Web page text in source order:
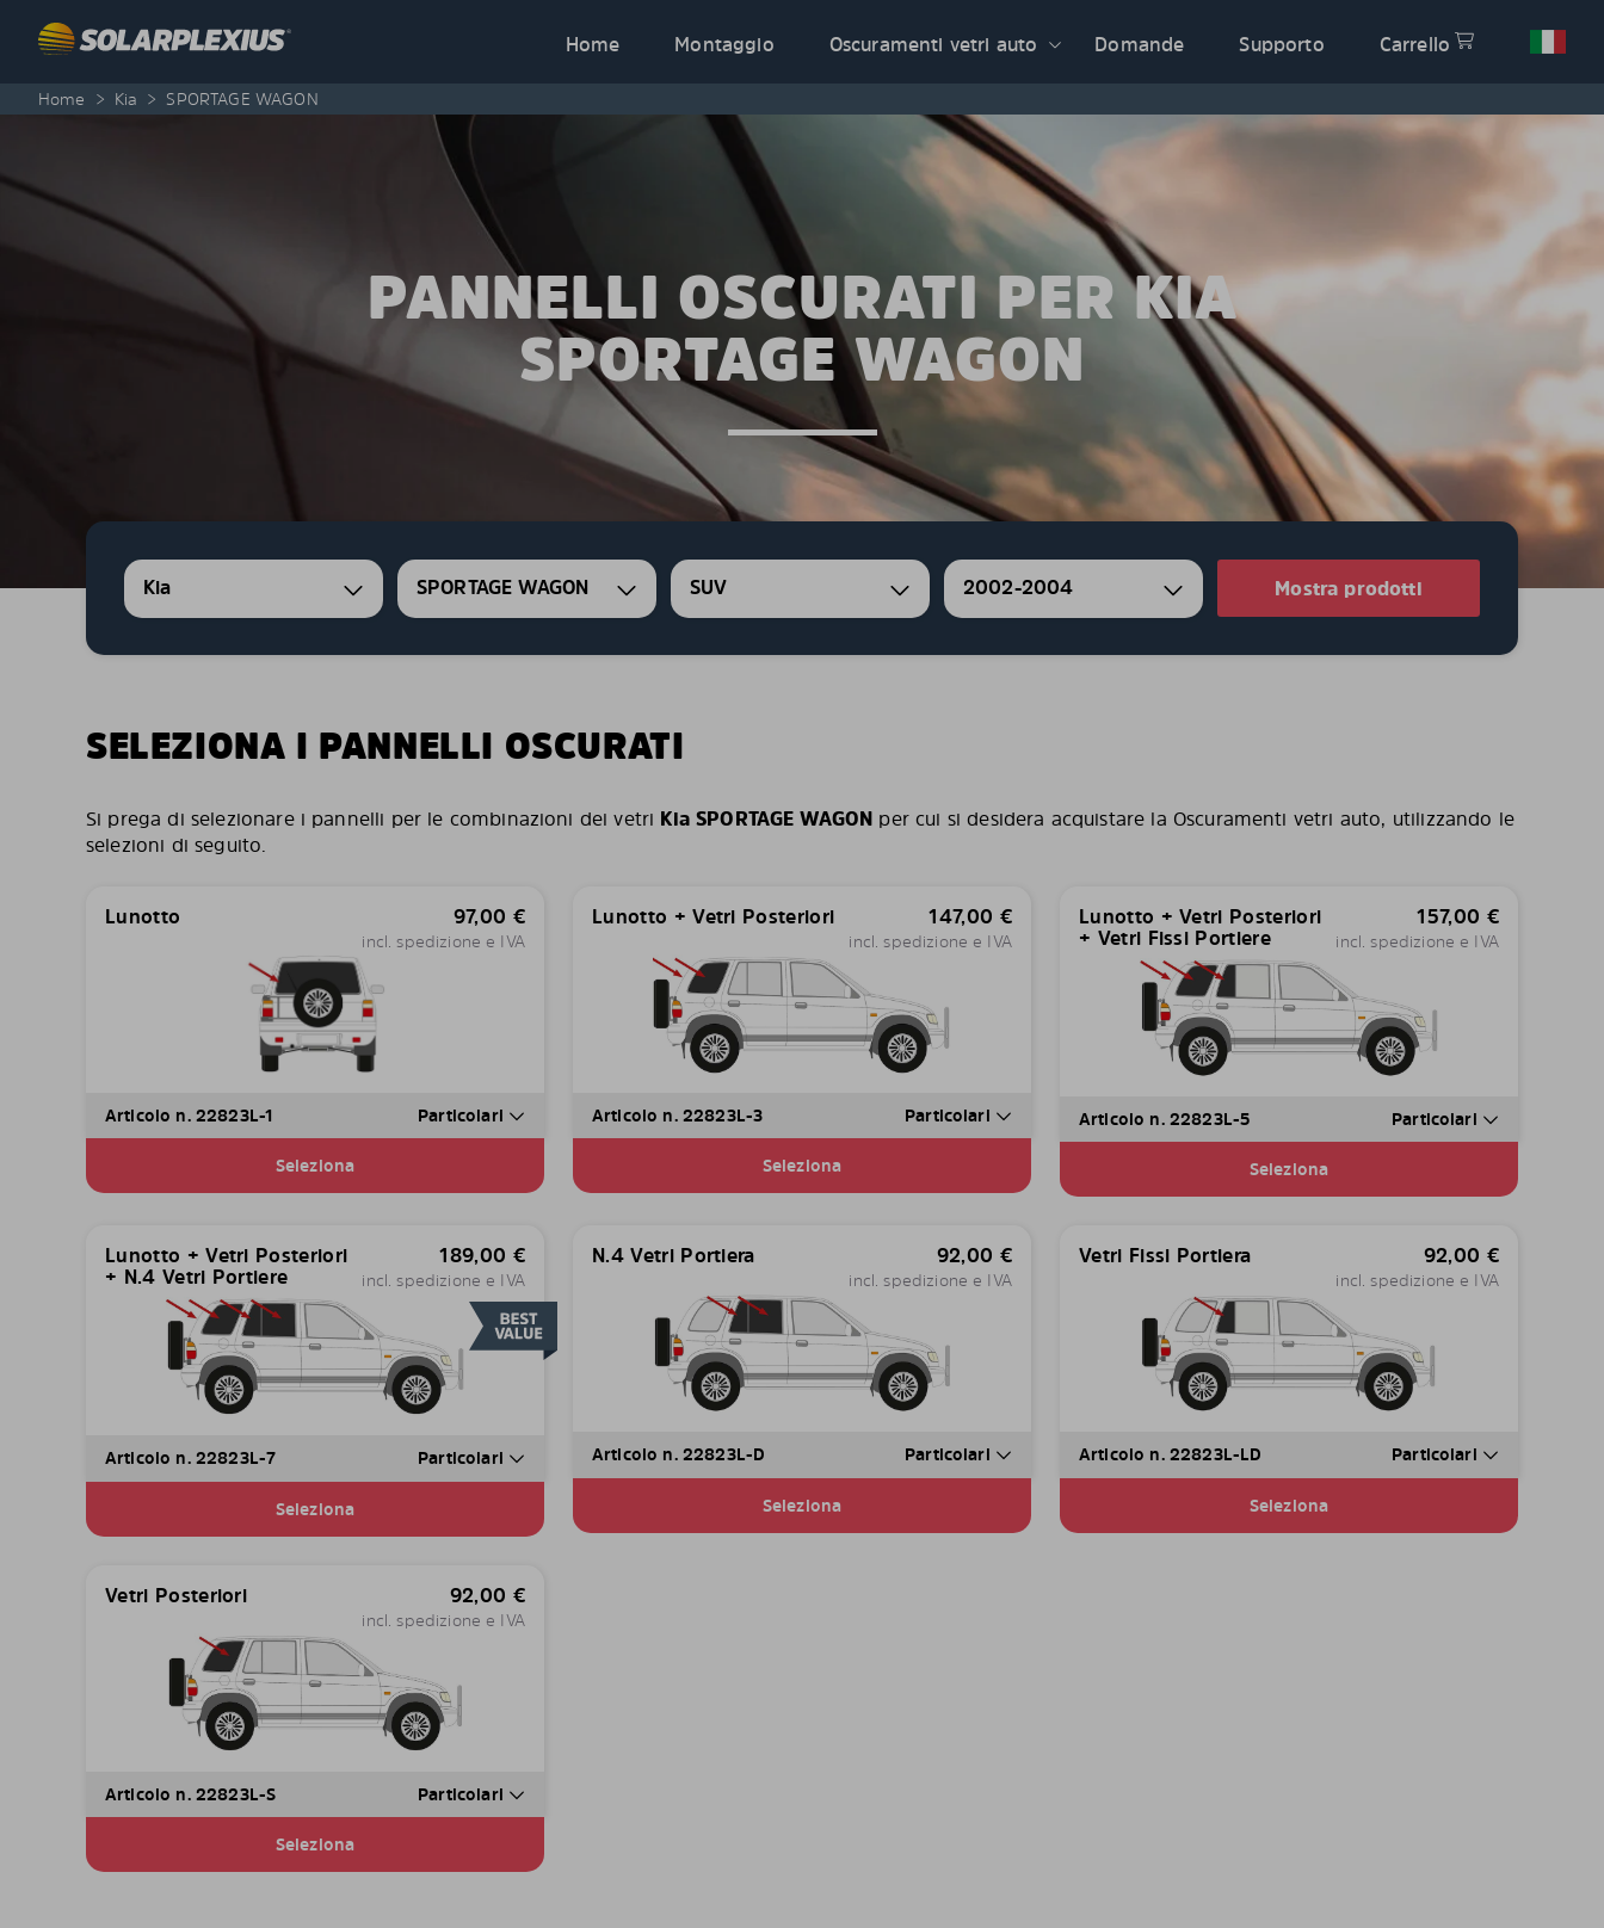
Home
Montaggio Oscuramenti vetri auto Domande Supporto Carrello
Home > Kia > SPORTAGE WAGON
PANNELLI OSCURATI PER KIA
SPORTAGE WAGON
Kia SPORTAGE WAGON SUV 2002-2004 Mostra prodotti
SELEZIONA I PANNELLI OSCURATI
Si prega di selezionare i pannelli per le combinazioni dei vetri Kia SPORTAGE WAGON per cui si desidera acquistare la Oscuramenti vetri auto, utilizzando le
selezioni di seguito.
Lunotto 97,00 €
incl. spedizione e IVA
Articolo n. 22823L-1 Particolari
Seleziona
Lunotto + Vetri Posteriori 147,00 €
incl. spedizione e IVA
Articolo n. 22823L-3 Particolari
Seleziona
Lunotto + Vetri Posteriori
+ Vetri Fissi Portiere
157,00 €
incl. spedizione e IVA
Articolo n. 22823L-5 Particolari
Seleziona
Lunotto + Vetri Posteriori
+ N.4 Vetri Portiere
189,00 €
incl. spedizione e IVA
Articolo n. 22823L-7 Particolari
Seleziona
N.4 Vetri Portiera 92,00 €
incl. spedizione e IVA
Articolo n. 22823L-D Particolari
Seleziona
Vetri Fissi Portiera 92,00 €
incl. spedizione e IVA
Articolo n. 22823L-LD Particolari
Seleziona
Vetri Posteriori 92,00 €
incl. spedizione e IVA
Articolo n. 22823L-S Particolari
Seleziona